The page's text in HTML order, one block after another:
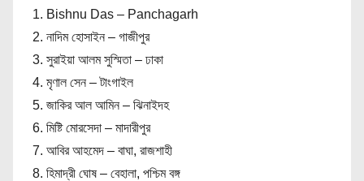
1. Bishnu Das – Panchagarh
2. নাদিম হোসাইন – গাজীপুর
3. সুরাইয়া আলম সুস্মিতা – ঢাকা
4. মৃণাল সেন – টাংগাইল
5. জাকির আল আমিন – ঝিনাইদহ
6. মিষ্টি মোরসেদা – মাদারীপুর
7. আবির আহমেদ – বাঘা, রাজশাহী
8. হিমাদ্রী ঘোষ – বেহালা, পশ্চিম বঙ্গ